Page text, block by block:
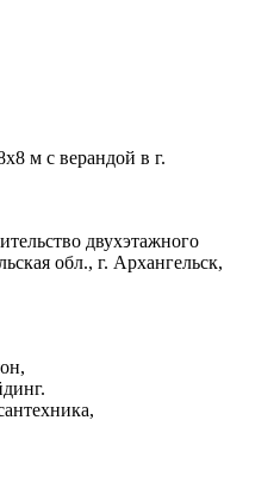
м с верандой в г.
двухэтажного
обл., г. Архангельск,